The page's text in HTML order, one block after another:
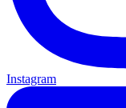
Instagram